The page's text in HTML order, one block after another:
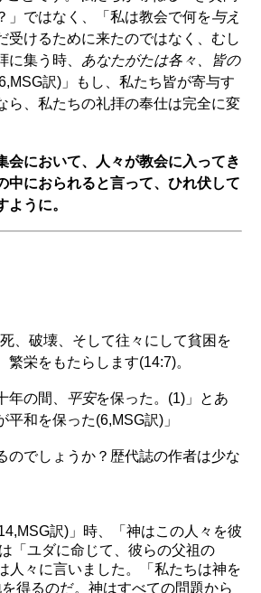
」ではなく、「私は教会で何を与え
受けるために来たのではなく、むし
集う時、 あなたがたは各々、皆の
訳)」もし、私たち皆が寄与す
ら、私たちの礼拝の奉仕は完全に変
会において、人々が教会に入ってき
中におられると言って、ひれ伏して
うに。
、破壊、そして往々にして貧困を
栄をもたらします(14:7)。
の間、 平安を保った。(1)」とあ
和を保った(6,MSG訳)」
のでしょうか？歴代誌の作者は少な
訳)」時、「神はこの人々を彼
「ユダに命じて、彼らの父祖の
人々に言いました。「私たちは神を
得るのだ。神はすべての問題から